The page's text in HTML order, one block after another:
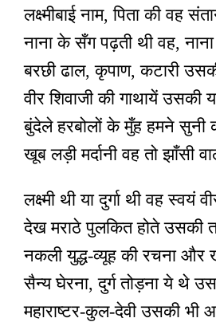
लक्ष्मीबाई नाम, पिता की वह
नाना के सँग पढ़ती थी वह,
बरछी ढाल, कृपाण, कटारी
वीर शिवाजी की गाथायें उसकी
बुंदेले हरबोलों के मुँह हमने सुनी
खूब लड़ी मर्दानी वह तो झाँसी
लक्ष्मी थी या दुर्गा थी वह स्वयं
देख मराठे पुलकित होते उसकी
नकली युद्ध-व्यूह की रचना और
सैन्य घेरना, दुर्ग तोड़ना ये थे
महाराष्टर-कुल-देवी उसकी भी